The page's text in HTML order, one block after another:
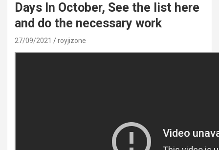
Days In October, See the list here
and do the necessary work
27/09/2021 royjizone